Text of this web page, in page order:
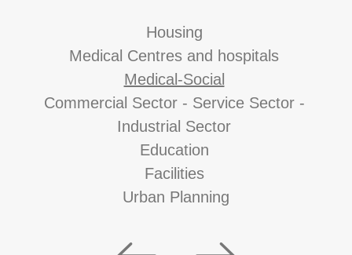
Housing
Medical Centres and hospitals
Medical-Social
Commercial Sector - Service Sector -
Industrial Sector
Education
Facilities
Urban Planning